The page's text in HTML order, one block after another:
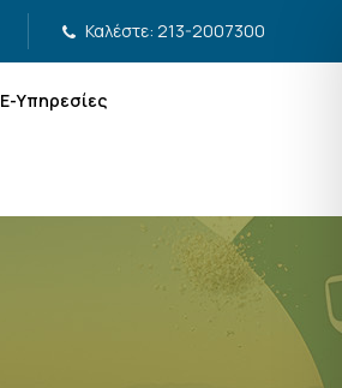
Καλέστε: 213-2007300
Ε-Υπηρεσίες